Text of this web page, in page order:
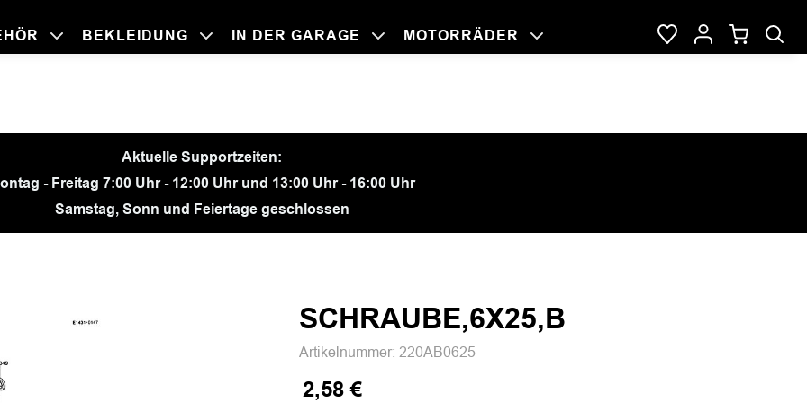
BEKLEIDUNG IN DER GARAGE MOTORRÄDER
Aktuelle Supportzeiten:
- Freitag 7:00 Uhr - 12:00 Uhr und 13:00 Uhr - 16:00 Uhr
Samstag, Sonn und Feiertage geschlossen
SCHRAUBE,6X25,B
Artikelnummer: 220AB0625
2,58 €